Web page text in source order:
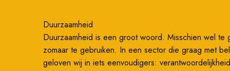
Duurzaamheid
Duurzaamheid is een groot woord. Misschien wel te
zomaar te gebruiken. In een sector die graag met
geloven wij in iets eenvoudigers: